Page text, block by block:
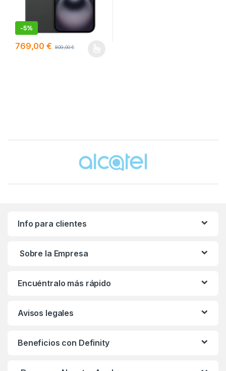
-5%
769,00€ 809,00€
Brands Carousel
Info para clientes
Sobre la Empresa
Encuéntralo más rápido
Avisos legales
Beneficios con Definity